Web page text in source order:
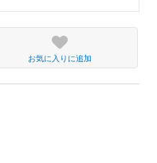
お気に入りに追加